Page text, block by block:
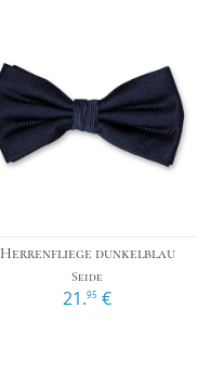
Herrenfliege dunkelblau
Seide
21.95 €